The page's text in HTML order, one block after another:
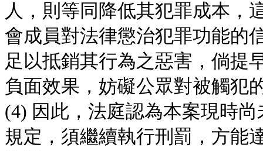
人，則等同降低其犯罪成本，
會成員對法律懲治犯罪功能的
足以抵銷其行為之惡害，倘提
負面效果，妨礙公眾對被觸犯
(4) 因此，法庭認為本案現時
規定，須繼續執行刑罰，方能